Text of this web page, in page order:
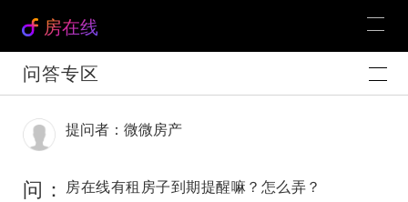
房在线
问答专区
提问者：微微房产
问： 房在线有租房子到期提醒嘛？怎么弄？